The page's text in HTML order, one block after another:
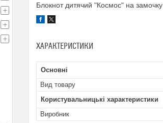
Блокнот дитячий "Космос" на
ХАРАКТЕРИСТИКИ
Основні
Вид товару
Користувальницькі характеристики
Виробник